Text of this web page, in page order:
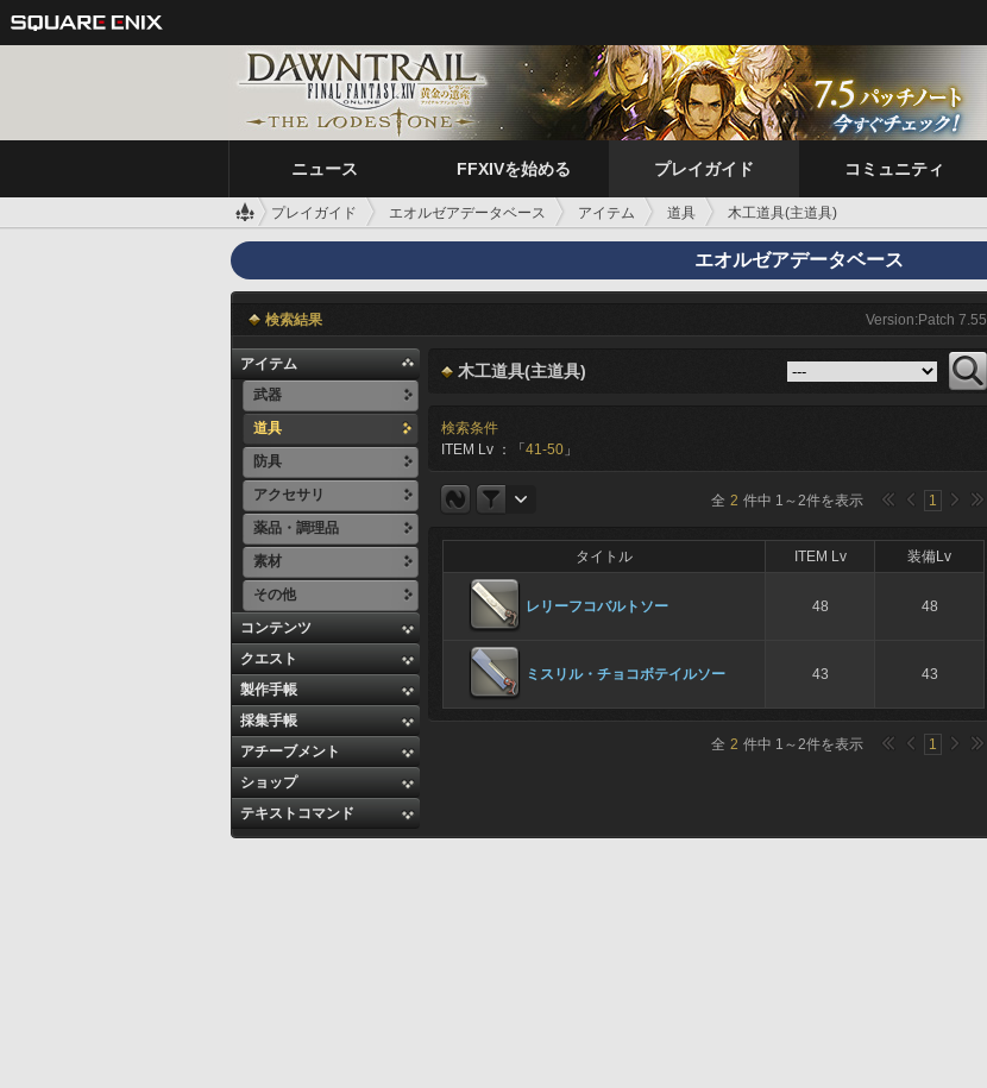
ニュース FFXIVを始める プレイガイド コミュニティ
プレイガイド エオルゼアデータベース アイテム 道具 木工道具(主道具)
エオルゼアデータベース
検索結果 Version:Patch 7.55
アイテム
武器
道具
防具
アクセサリ
薬品・調理品
素材
その他
コンテンツ
クエスト
製作手帳
採集手帳
アチーブメント
ショップ
テキストコマンド
木工道具(主道具)
検索条件
ITEM Lv ：「 41-50 」
全 2 件中 1 ～2件を表示 1
タイトル ITEM Lv 装備Lv
レリーフコバルトソー 48 48
ミスリル・チョコボテイルソー 43 43
全 2 件中 1 ～2件を表示 1